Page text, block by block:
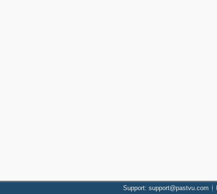
Support: support@pastvu.com